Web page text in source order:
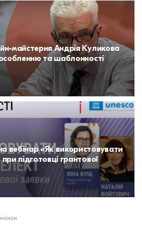
майстерня Андрія Куликова
та шаблонності
вебінар «Як використовувати
підготовці грантової